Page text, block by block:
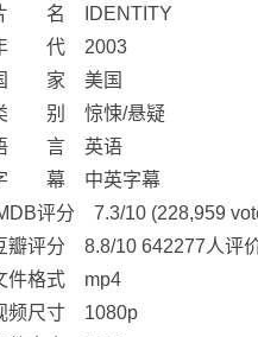
名 IDENTITY
代 2003
家 美国
别 惊悚/悬疑
言 英语
幕 中英字幕
评分 7.3/10 (228,959
评分 8.8/10 642277人评
件格式 mp4
频尺寸 1080p